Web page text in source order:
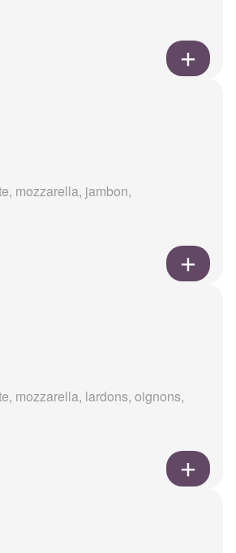
mozzarella, jambon,
mozzarella, lardons, oignons,